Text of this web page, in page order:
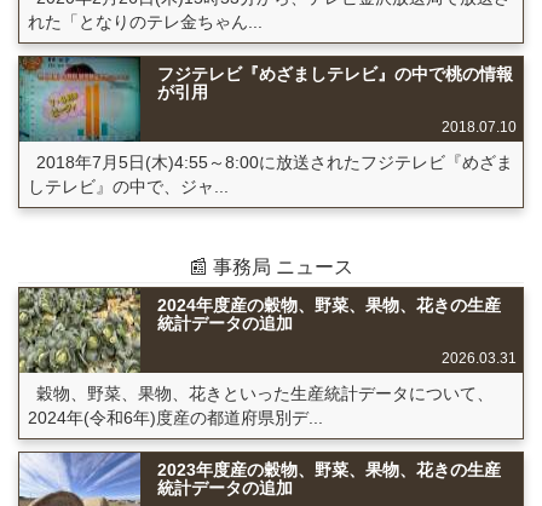
れた「となりのテレ金ちゃん...
フジテレビ『めざましテレビ』の中で桃の情報
が引用
2018.07.10
2018年7月5日(木)4:55～8:00に放送されたフジテレビ『めざま
しテレビ』の中で、ジャ...
📰 事務局 ニュース
2024年度産の穀物、野菜、果物、花きの生産
統計データの追加
2026.03.31
穀物、野菜、果物、花きといった生産統計データについて、
2024年(令和6年)度産の都道府県別デ...
2023年度産の穀物、野菜、果物、花きの生産
統計データの追加